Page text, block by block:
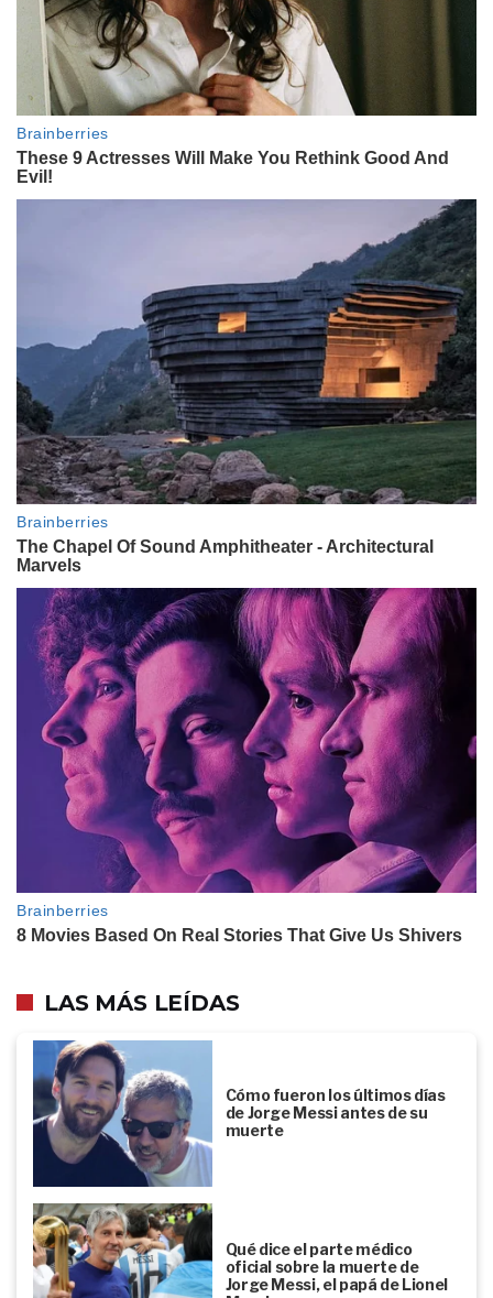
LAS MÁS LEÍDAS
Cómo fueron los últimos días
de Jorge Messi antes de su
muerte
Qué dice el parte médico
oficial sobre la muerte de
Jorge Messi, el papá de Lionel